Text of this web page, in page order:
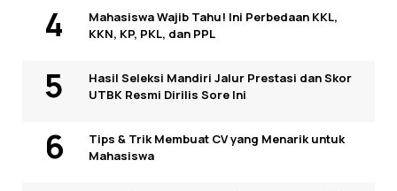
Mahasiswa Wajib Tahu! Ini Perbedaan KKL,
KKN, KP, PKL, dan PPL
Hasil Seleksi Mandiri Jalur Prestasi dan Skor
UTBK Resmi Dirilis Sore Ini
Tips & Trik Membuat CV yang Menarik untuk
Mahasiswa